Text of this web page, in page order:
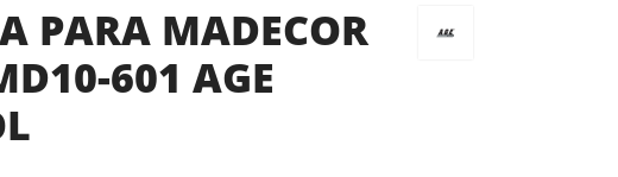
PARA MADECOR
601 AGE